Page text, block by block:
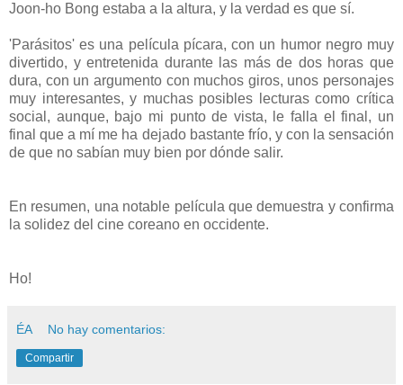
Joon-ho Bong estaba a la altura, y la verdad es que sí.
'Parásitos' es una película pícara, con un humor negro muy
divertido, y entretenida durante las más de dos horas que
dura, con un argumento con muchos giros, unos personajes
muy interesantes, y muchas posibles lecturas como crítica
social, aunque, bajo mi punto de vista, le falla el final, un
final que a mí me ha dejado bastante frío, y con la sensación
de que no sabían muy bien por dónde salir.
En resumen, una notable película que demuestra y confirma
la solidez del cine coreano en occidente.
Ho!
ÉA No hay comentarios:
Compartir